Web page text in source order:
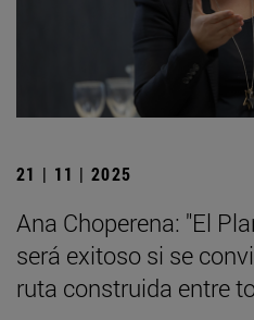
21 | 11 | 2025
Ana Choperena: "El
será exitoso si se
ruta construida entre